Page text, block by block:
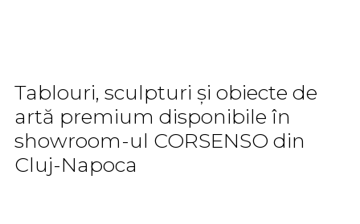
Tablouri, sculpturi și obiecte de
artă premium disponibile în
showroom-ul CORSENSO din
Cluj-Napoca